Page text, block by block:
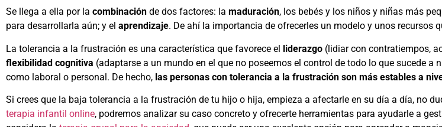
Se llega a ella por la combinación de dos factores: la maduración, los bebés y los niños y niñas más
para desarrollarla aún; y el aprendizaje. De ahí la importancia de ofrecerles un modelo y unos recursos
La tolerancia a la frustración es una característica que favorece el liderazgo (lidiar con contratiempos,
flexibilidad cognitiva (adaptarse a un mundo en el que no poseemos el control de todo lo que sucede a
como laboral o personal. De hecho, las personas con tolerancia a la frustración son más estables a
Si crees que la baja tolerancia a la frustración de tu hijo o hija, empieza a afectarle en su día a día, no
terapia infantil online, podremos analizar su caso concreto y ofrecerte herramientas para ayudarle a